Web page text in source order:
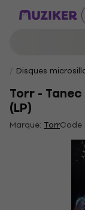
Disques
Torr -
(LP)
Marque: TorrCode